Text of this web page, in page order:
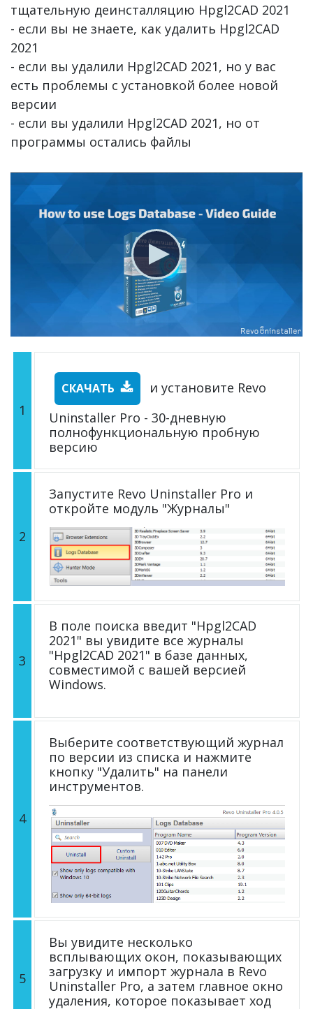
тщательную деинсталляцию Hpgl2CAD 2021
- если вы не знаете, как удалить Hpgl2CAD
2021
- если вы удалили Hpgl2CAD 2021, но у вас
есть проблемы с установкой более новой
версии
- если вы удалили Hpgl2CAD 2021, но от
программы остались файлы
1
СКАЧАТЬ
и установите Revo
Uninstaller Pro - 30-дневную
полнофункциональную пробную
версию
2
Запустите Revo Uninstaller Pro и
откройте модуль "Журналы"
3
В поле поиска введит "Hpgl2CAD
2021" вы увидите все журналы
"Hpgl2CAD 2021" в базе данных,
совместимой с вашей версией
Windows.
4
Выберите соответствующий журнал
по версии из списка и нажмите
кнопку "Удалить" на панели
инструментов.
5
Вы увидите несколько
всплывающих окон, показывающих
загрузку и импорт журнала в Revo
Uninstaller Pro, а затем главное окно
удаления, которое показывает ход